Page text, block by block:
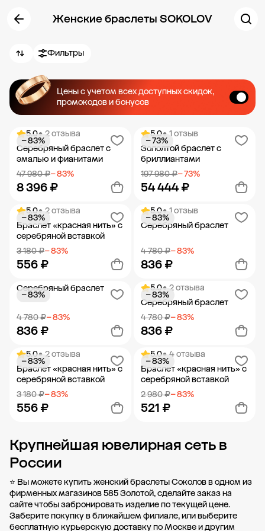
Женские браслеты SOKOLOV
Фильтры
Цены с учетом всех доступных скидок,
промокодов и бонусов
5.0• 2 отзыва
Серебряный браслет с
эмалью и фианитами
47 980 ₽− 83%
8 396 ₽
− 83%
Добавить в корзину
5.0• 1 отзыв
Зололтой браслет с
бриллиантами
197 980 ₽− 73%
54 444 ₽
− 73%
Добавить в корзину
5.0• 2 отзыва
Браслет «красная нить» с
серебряной вставкой
3 180 ₽− 83%
556 ₽
− 83%
Добавить в корзину
5.0• 1 отзыв
Серебряный браслет
4 780 ₽− 83%
836 ₽
− 83%
Добавить в корзину
Серебряный браслет
4 780 ₽− 83%
836 ₽
− 83%
Добавить в корзину
5.0• 2 отзыва
Серебряный браслет
4 780 ₽− 83%
836 ₽
− 83%
Добавить в корзину
5.0• 2 отзыва
Браслет «красная нить» с
серебряной вставкой
3 180 ₽− 83%
556 ₽
− 83%
Добавить в корзину
5.0• 4 отзыва
Браслет «красная нить» с
серебряной вставкой
2 980 ₽− 83%
521 ₽
− 83%
Добавить в корзину
Крупнейшая ювелирная сеть в
России
⭐ Вы можете купить женский браслеты Соколов в одном из
фирменных магазинов 585 Золотой, сделайте заказ на
сайте чтобы забронировать изделие по текущей цене.
Заберите покупку вближайшем филиале, или выберите
бесплатную курьерскую доставку по Москве и другим